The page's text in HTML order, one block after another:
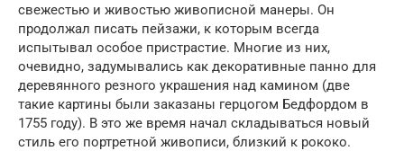
свежестью и живостью живописной манеры. Он
продолжал писать пейзажи, к которым всегда
испытывал особое пристрастие. Многие из них,
очевидно, задумывались как декоративные панно для
деревянного резного украшения над камином (две
такие картины были заказаны герцогом Бедфордом в
1755 году). В это же время начал складываться новый
стиль его портретной живописи, близкий к рококо.